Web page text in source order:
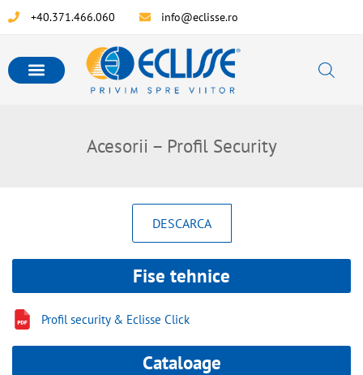
+40.371.466.060 info@eclisse.ro
Acesorii – Profil Security
DESCARCA
Fise tehnice
Profil security & Eclisse Click
Cataloage